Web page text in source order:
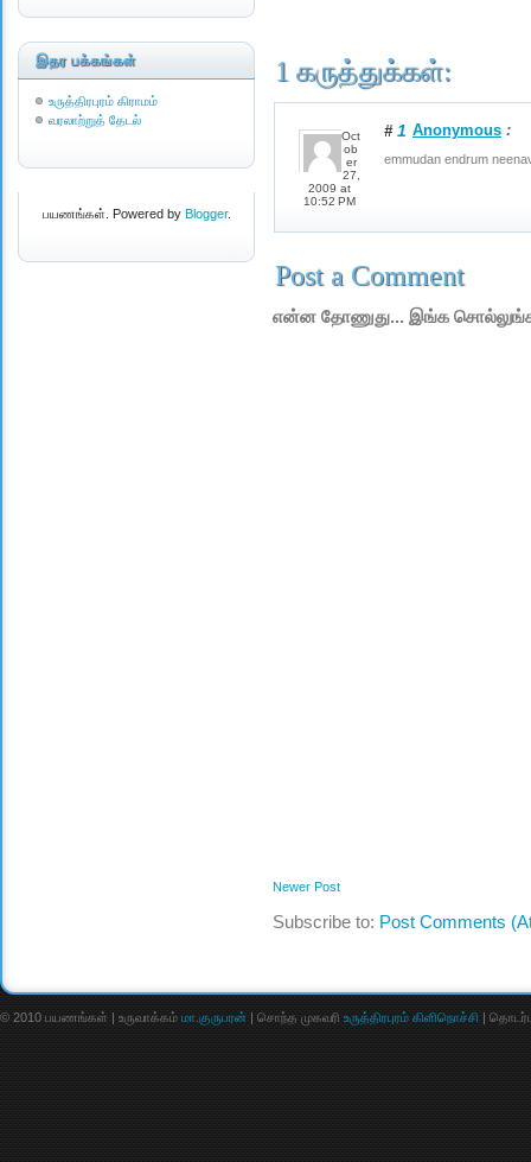
இதர பக்கங்கள்
உருத்திரபுரம் கிராமம்
வரலாற்றுத் தேடல்
பயணங்கள். Powered by Blogger.
1 கருத்துக்கள்:
Oct
ob
er
27,
2009 at
10:52 PM
# 1 Anonymous :
emmudan endrum
Post a Comment
என்ன தோணுது... இங்க
Newer Post
Subscribe to: Post Comments
© 2010 பயணங்கள் | உருவாக்கம் மா.குருபரன் | சொந்த முகவரி உருத்திரபுரம் கிளிநொச்சி |